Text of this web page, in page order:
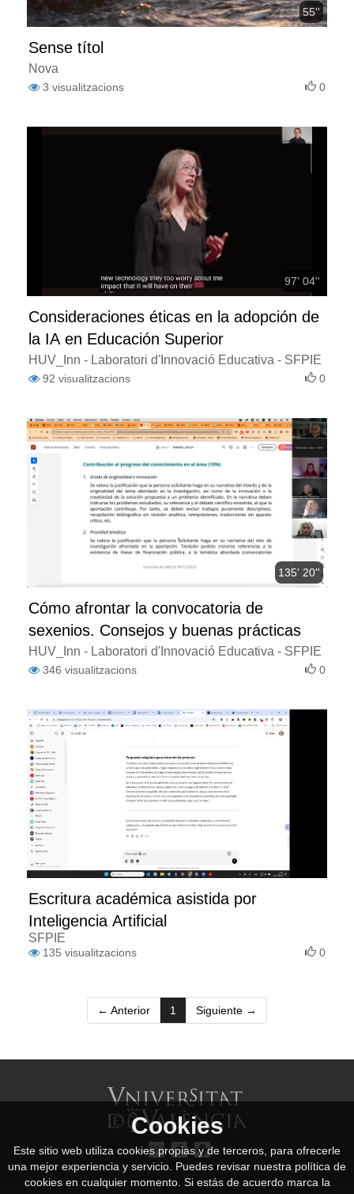
55''
Sense títol
Nova
3 visualitzacions 0
97' 04''
Consideraciones éticas en la adopción de
la IA en Educación Superior
HUV_Inn - Laboratori d'Innovació Educativa - SFPIE
92 visualitzacions 0
135' 20''
Cómo afrontar la convocatoria de
sexenios. Consejos y buenas prácticas
HUV_Inn - Laboratori d'Innovació Educativa - SFPIE
346 visualitzacions 0
Escritura académica asistida por
Inteligencia Artificial
SFPIE
135 visualitzacions 0
← Anterior 1 (current)
Siguiente →
Cookies
Este sitio web utiliza cookies propias y de terceros, para ofrecerle
una mejor experiencia y servicio. Puedes revisar nuestra política de
cookies en cualquier momento. Si estás de acuerdo marca la